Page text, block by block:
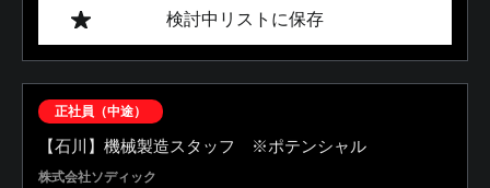
検討中リストに保存
正社員（中途）
【石川】機械製造スタッフ ※ポテンシャル
株式会社ソディック